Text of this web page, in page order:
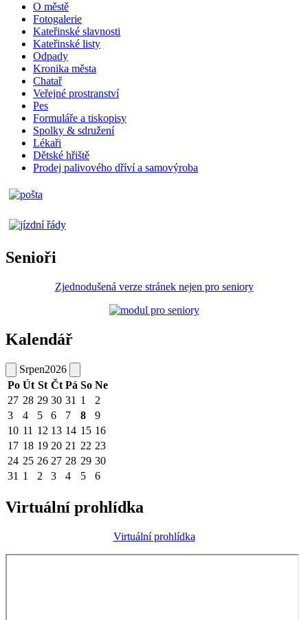
O městě
Fotogalerie
Kateřinské slavnosti
Kateřinské listy
Odpady
Kronika města
Chatař
Veřejné prostranství
Pes
Formuláře a tiskopisy
Spolky & sdružení
Lékaři
Dětské hřiště
Prodej palivového dříví a samovýroba
Senioři
Zjednodušená verze stránek nejen pro seniory
Kalendář
Srpen2026
Po Út St Čt Pá So Ne
27 28 29 30 31 1
2
3
4 5 6 7 8
9
10 11 12 13 14 15 16
17 18 19 20 21 22 23
24 25 26 27 28 29 30
31 1 2 3 4 5 6
Virtuální prohlídka
Virtuální prohlídka